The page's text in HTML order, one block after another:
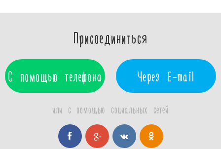
Присоединиться
С помощью телефона Через E-mail
или с помощью социальных сетей